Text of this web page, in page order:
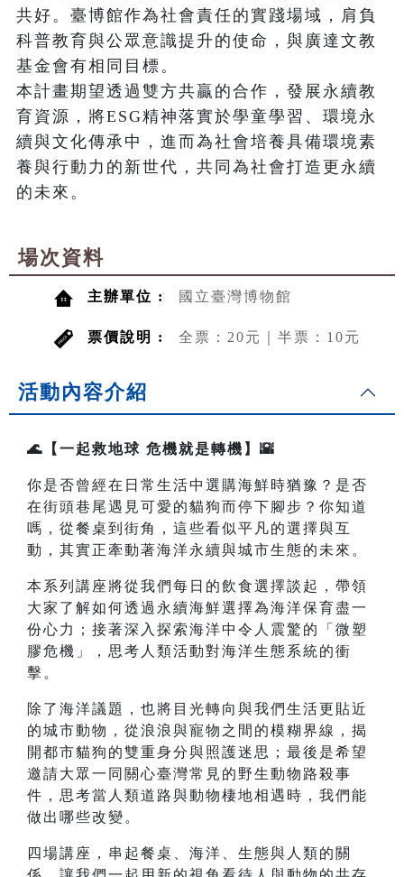
共好。臺博館作為社會責任的實踐場域，肩負
科普教育與公眾意識提升的使命，與廣達文教
基金會有相同目標。
本計畫期望透過雙方共贏的合作，發展永續教
育資源，將ESG精神落實於學童學習、環境永
續與文化傳承中，進而為社會培養具備環境素
養與行動力的新世代，共同為社會打造更永續
的未來。
場次資料
主辦單位 : 國立臺灣博物館
票價說明 : 全票：20元｜半票：10元
活動內容介紹
🌊【一起救地球 危機就是轉機】🌇
你是否曾經在日常生活中選購海鮮時猶豫？是否
在街頭巷尾遇見可愛的貓狗而停下腳步？你知道
嗎，從餐桌到街角，這些看似平凡的選擇與互
動，其實正牽動著海洋永續與城市生態的未來。
本系列講座將從我們每日的飲食選擇談起，帶領
大家了解如何透過永續海鮮選擇為海洋保育盡一
份心力；接著深入探索海洋中令人震驚的「微塑
膠危機」，思考人類活動對海洋生態系統的衝
擊。
除了海洋議題，也將目光轉向與我們生活更貼近
的城市動物，從浪浪與寵物之間的模糊界線，揭
開都市貓狗的雙重身分與照護迷思；最後是希望
邀請大眾一同關心臺灣常見的野生動物路殺事
件，思考當人類道路與動物棲地相遇時，我們能
做出哪些改變。
四場講座，串起餐桌、海洋、生態與人類的關